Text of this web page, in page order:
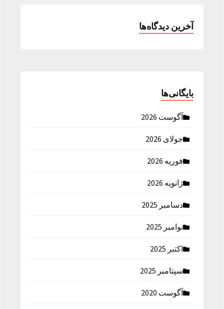
آخرین دیدگاه‌ها
بایگانی‌ها
آگوست 2026
جولای 2026
فوریه 2026
ژانویه 2026
دسامبر 2025
نوامبر 2025
اکتبر 2025
سپتامبر 2025
آگوست 2020